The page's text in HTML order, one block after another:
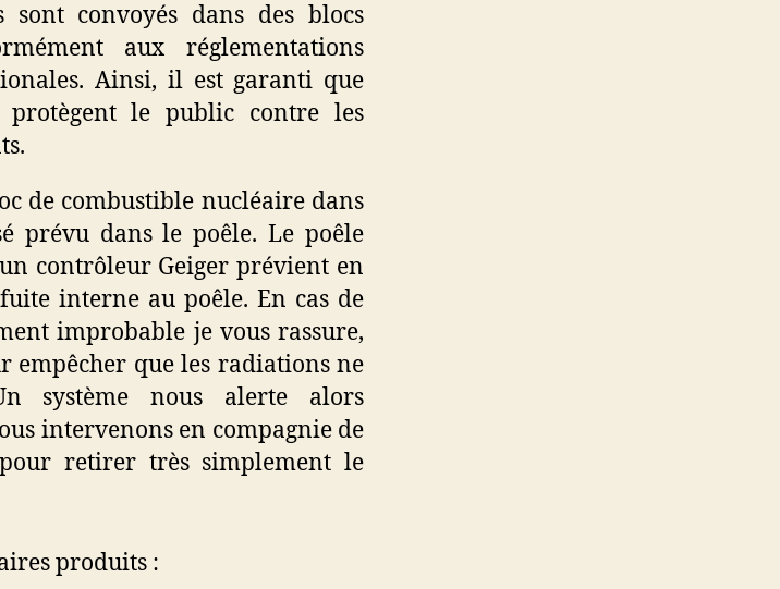
sont convoyés dans des blocs
aux réglementations
Ainsi, il est garanti que
protègent le public contre les
de combustible nucléaire dans
prévu dans le poêle. Le poêle
contrôleur Geiger prévient en
interne au poêle. En cas de
improbable je vous rassure,
empêcher que les radiations ne
système nous alerte alors
intervenons en compagnie de
retirer très simplement le
produits :